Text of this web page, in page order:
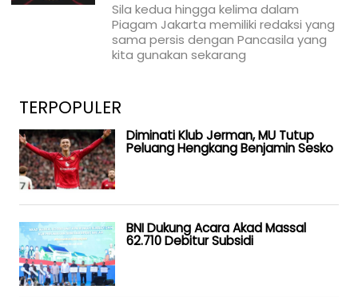
Sila kedua hingga kelima dalam
Piagam Jakarta memiliki redaksi yang
sama persis dengan Pancasila yang
kita gunakan sekarang
TERPOPULER
Diminati Klub Jerman, MU Tutup
Peluang Hengkang Benjamin Sesko
BNI Dukung Acara Akad Massal
62.710 Debitur Subsidi